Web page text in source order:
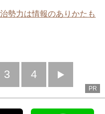
勢力は情報のありかたも
3 4
へ
PR